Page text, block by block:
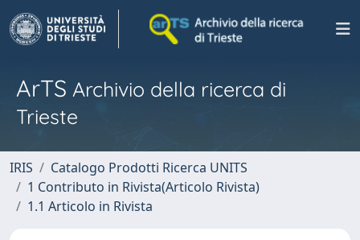
ArTS Archivio della ricerca di
Trieste
IRIS
Catalogo Prodotti Ricerca UNITS
1 Contributo in Rivista(Articolo Rivista)
1.1 Articolo in Rivista